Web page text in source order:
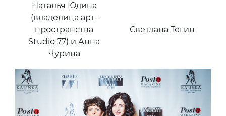
Наталья Юдина
(владелица арт-
пространства
Studio 77) и Анна
Чурина
Светлана Тегин